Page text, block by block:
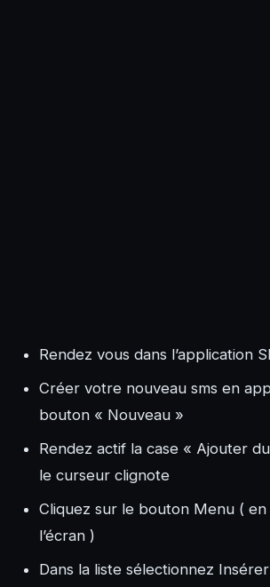
Rendez vous dans l’application
Créer votre nouveau sms en
bouton « Nouveau »
Rendez actif la case « Ajouter
le curseur clignote
Cliquez sur le bouton Menu (
l’écran )
Dans la liste sélectionnez